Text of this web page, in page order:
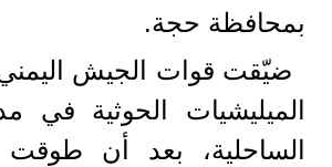
بمحافظة حجة.
ضيّقت قوات الجيش
الميليشيات الحوثية في
الساحلية، بعد أن طوقت